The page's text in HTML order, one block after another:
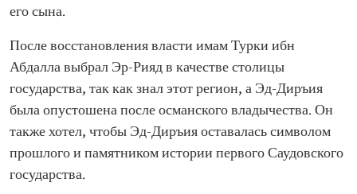
его сына.
После восстановления власти имам Турки ибн
Абдалла выбрал Эр-Рияд в качестве столицы
государства, так как знал этот регион, а Эд-Диръия
была опустошена после османского владычества. Он
также хотел, чтобы Эд-Диръия оставалась символом
прошлого и памятником истории первого Саудовского
государства.